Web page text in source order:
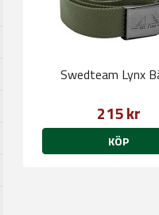
Swedteam Lynx
215 kr
KÖP